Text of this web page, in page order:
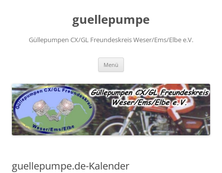
guellepumpe
Güllepumpen CX/GL Freundeskreis Weser/Ems/Elbe e.V.
Menü
guellepumpe.de-Kalender